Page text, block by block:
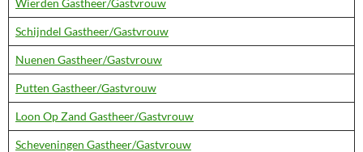
Wierden Gastheer/Gastvrouw
Schijndel Gastheer/Gastvrouw
Nuenen Gastheer/Gastvrouw
Putten Gastheer/Gastvrouw
Loon Op Zand Gastheer/Gastvrouw
Scheveningen Gastheer/Gastvrouw